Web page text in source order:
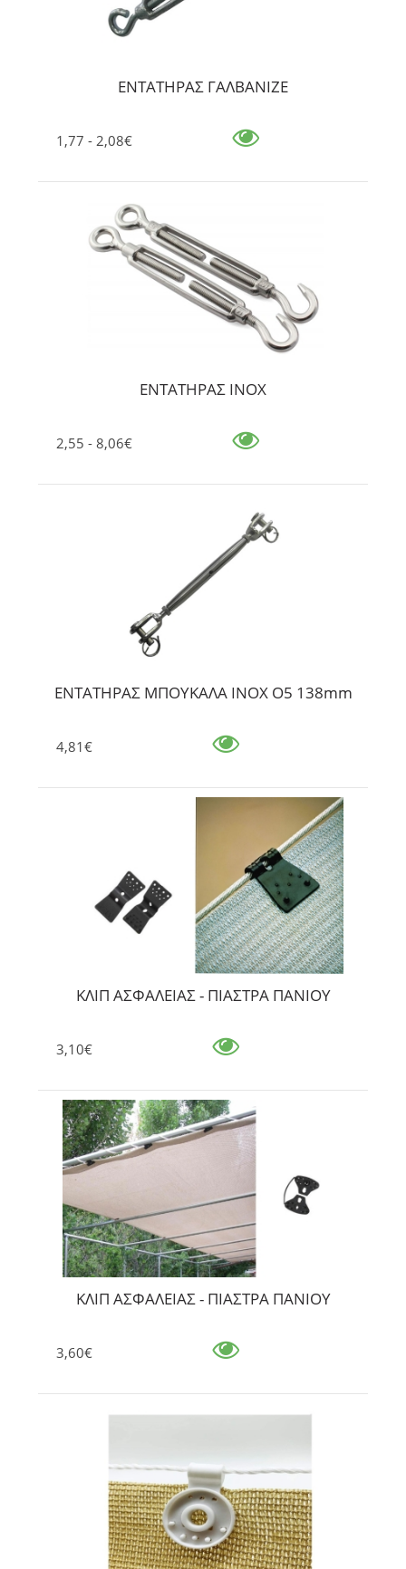
ΕΝΤΑΤΗΡΑΣ ΓΑΛΒΑΝΙΖΕ
1,77 - 2,08€
ΕΝΤΑΤΗΡΑΣ ΙΝΟΧ
2,55 - 8,06€
ΕΝΤΑΤΗΡΑΣ ΜΠΟΥΚΑΛΑ INOX O5 138mm
4,81€
ΚΛΙΠ ΑΣΦΑΛΕΙΑΣ - ΠΙΑΣΤΡΑ ΠΑΝΙΟΥ
3,10€
ΚΛΙΠ ΑΣΦΑΛΕΙΑΣ - ΠΙΑΣΤΡΑ ΠΑΝΙΟΥ
3,60€